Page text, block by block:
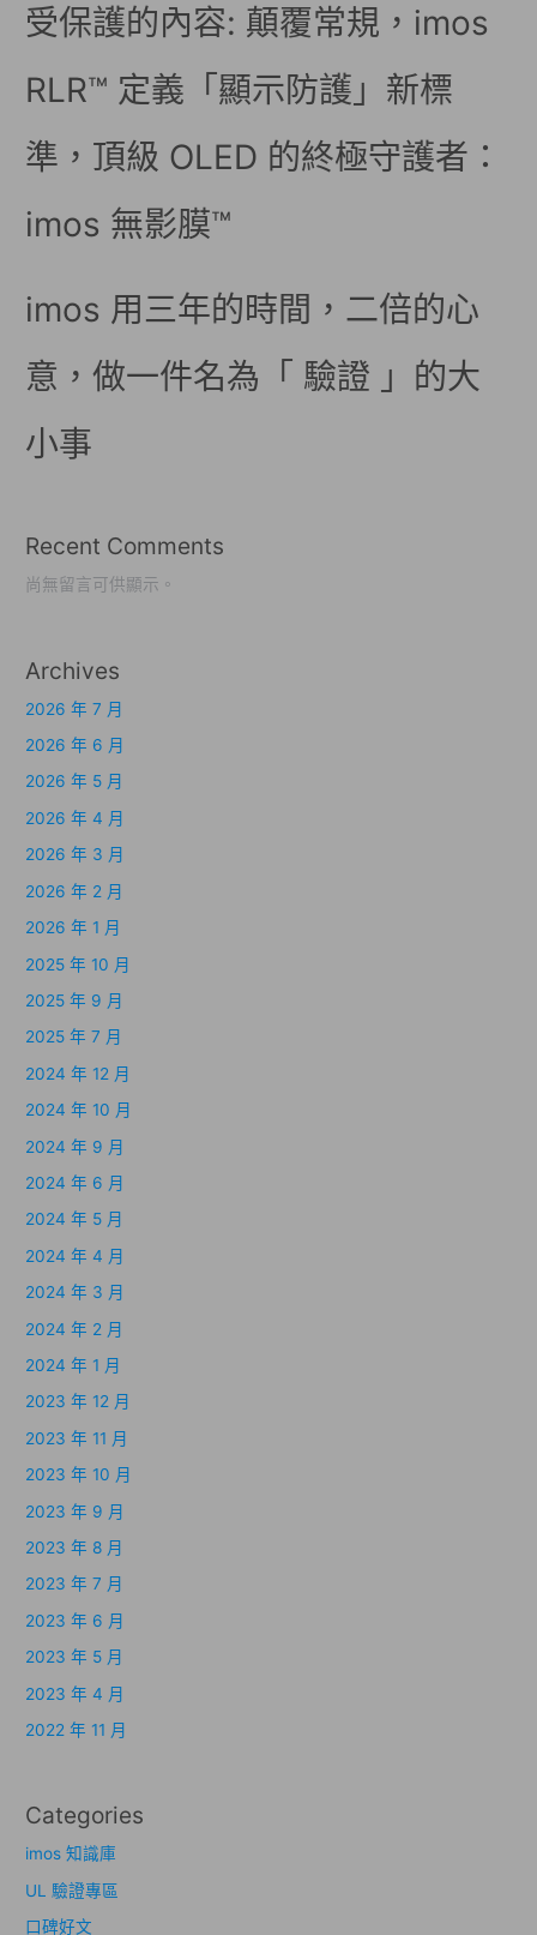
受保護的內容: 顛覆常規，imos
RLR™ 定義「顯示防護」新標
準，頂級 OLED 的終極守護者：
imos 無影膜™
imos 用三年的時間，二倍的心
意，做一件名為「 驗證 」的大
小事
Recent Comments
尚無留言可供顯示。
Archives
2026 年 7 月
2026 年 6 月
2026 年 5 月
2026 年 4 月
2026 年 3 月
2026 年 2 月
2026 年 1 月
2025 年 10 月
2025 年 9 月
2025 年 7 月
2024 年 12 月
2024 年 10 月
2024 年 9 月
2024 年 6 月
2024 年 5 月
2024 年 4 月
2024 年 3 月
2024 年 2 月
2024 年 1 月
2023 年 12 月
2023 年 11 月
2023 年 10 月
2023 年 9 月
2023 年 8 月
2023 年 7 月
2023 年 6 月
2023 年 5 月
2023 年 4 月
2022 年 11 月
Categories
imos 知識庫
UL 驗證專區
口碑好文